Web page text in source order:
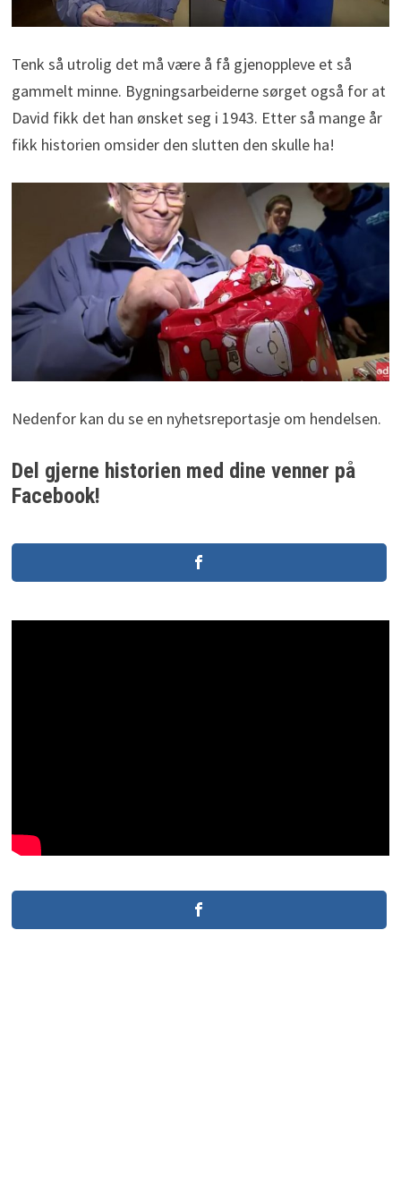
Tenk så utrolig det må være å få gjenoppleve et så
gammelt minne. Bygningsarbeiderne sørget også for at
David fikk det han ønsket seg i 1943. Etter så mange år
fikk historien omsider den slutten den skulle ha!
Nedenfor kan du se en nyhetsreportasje om hendelsen.
Del gjerne historien med dine venner på
Facebook!